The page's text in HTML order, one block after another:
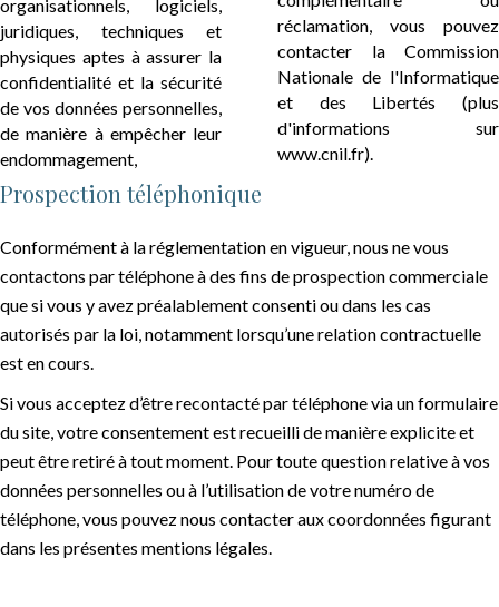
organisationnels, logiciels,
juridiques, techniques et
physiques aptes à assurer la
confidentialité et la sécurité
de vos données personnelles,
de manière à empêcher leur
endommagement,
réclamation, vous pouvez
contacter la Commission
Nationale de l'Informatique
et des Libertés (plus
d'informations sur
www.cnil.fr).
Prospection téléphonique
Conformément à la réglementation en vigueur, nous ne vous
contactons par téléphone à des fins de prospection commerciale
que si vous y avez préalablement consenti ou dans les cas
autorisés par la loi, notamment lorsqu’une relation contractuelle
est en cours.
Si vous acceptez d’être recontacté par téléphone via un formulaire
du site, votre consentement est recueilli de manière explicite et
peut être retiré à tout moment. Pour toute question relative à vos
données personnelles ou à l’utilisation de votre numéro de
téléphone, vous pouvez nous contacter aux coordonnées figurant
dans les présentes mentions légales.